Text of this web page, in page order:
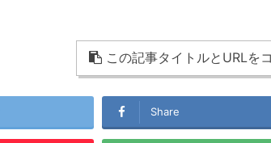
この記事タイトルとURLを
Share